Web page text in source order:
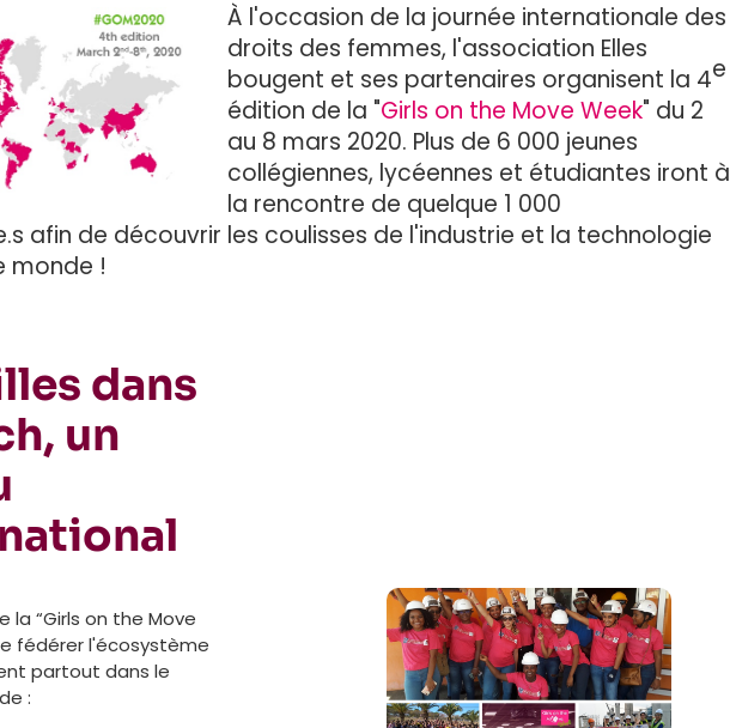
À l'occasion de la journée internationale des
droits des femmes, l'association Elles
bougent et ses partenaires organisent la 4e
édition de la "Girls on the Move Week" du 2
au 8 mars 2020. Plus de 6 000 jeunes
collégiennes, lycéennes et étudiantes iront à
la rencontre de quelque 1 000
afin de découvrir les coulisses de l'industrie et la technologie
monde !
dans
un
la “Girls on the Move
fédérer l'écosystème
partout dans le
: